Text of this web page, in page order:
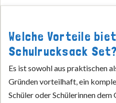
Welche Vorteile
Schulrucksack Set?
Es ist sowohl aus praktischen
Gründen vorteilhaft, ein
Schüler oder Schülerinnen